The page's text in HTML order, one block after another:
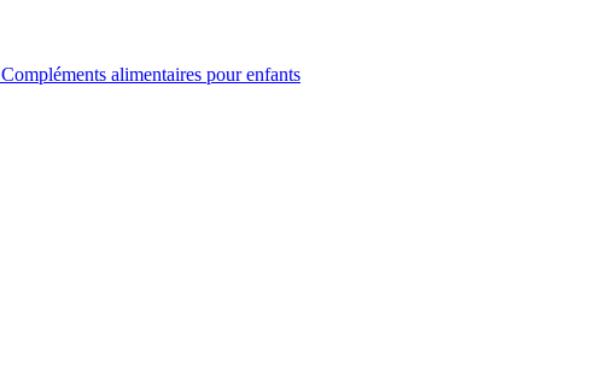
Compléments alimentaires pour enfants